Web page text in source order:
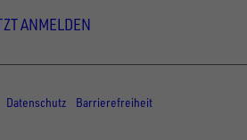
ANMELDEN
Datenschutz Barrierefreiheit